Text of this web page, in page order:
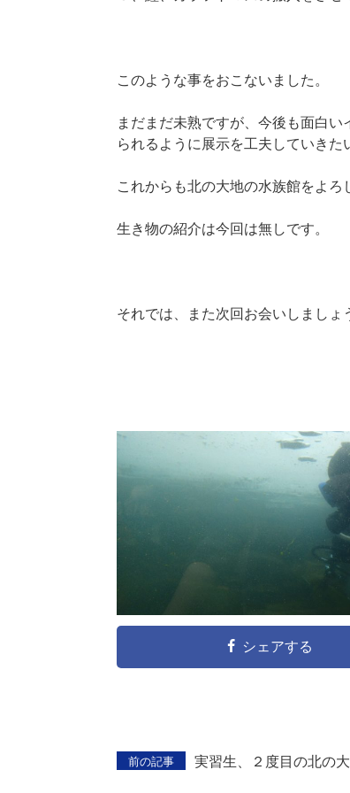
このような事をおこないました。
まだまだ未熟ですが、今後も面白
られるように展示を工夫していきた
これからも北の大地の水族館をよろ
生き物の紹介は今回は無しです。
それでは、また次回お会いしましょ
シェアする
前の記事 実習生、２度目の北の大